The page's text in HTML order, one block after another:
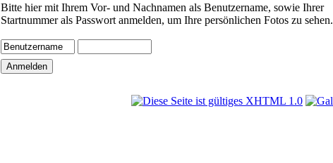
Bitte hier mit Ihrem Vor- und Nachnamen als Benutzername, sowie Ihrer
Startnummer als Passwort anmelden, um Ihre persönlichen Fotos zu sehen.